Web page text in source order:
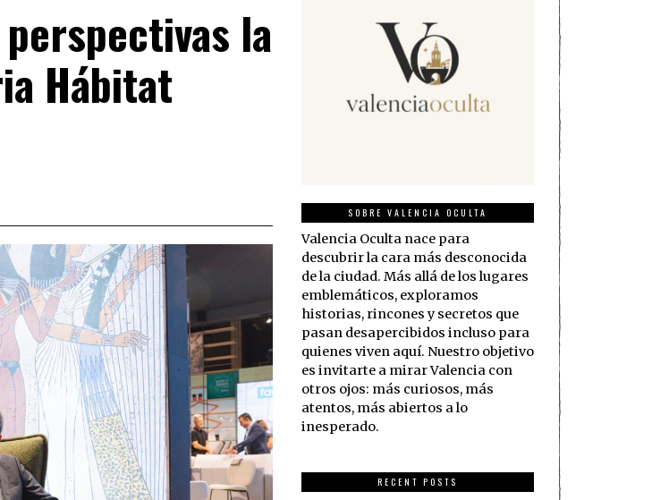
la
Hábitat
SOBRE VALENCIA OCULTA
Valencia Oculta nace para
descubrir la cara más desconocida
de la ciudad. Más allá de los lugares
emblemáticos, exploramos
historias, rincones y secretos que
pasan desapercibidos incluso para
quienes viven aquí. Nuestro objetivo
es invitarte a mirar Valencia con
otros ojos: más curiosos, más
atentos, más abiertos a lo
inesperado.
RECENT POSTS